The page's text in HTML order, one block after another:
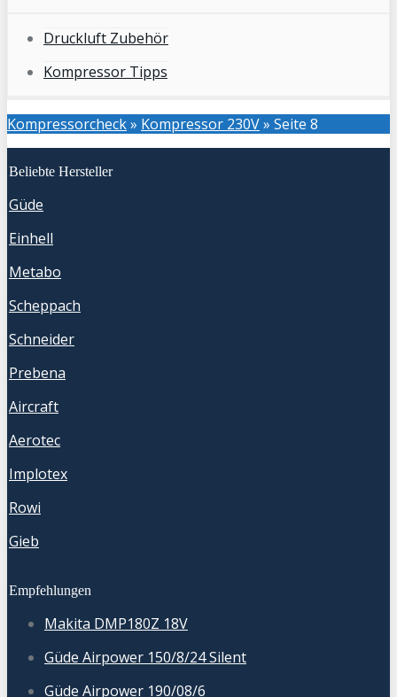
Druckluft Zubehör
Kompressor Tipps
Kompressorcheck» Kompressor 230V» Seite 8
Beliebte Hersteller
Güde
Einhell
Metabo
Scheppach
Schneider
Prebena
Aircraft
Aerotec
Implotex
Rowi
Gieb
Empfehlungen
Makita DMP180Z 18V
Güde Airpower 150/8/24 Silent
Güde Airpower 190/08/6